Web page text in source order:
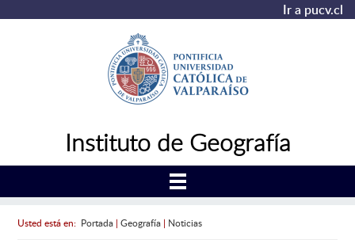
Ir a pucv.cl
Instituto de Geografía
Usted está en: Portada| Geografía| Noticias